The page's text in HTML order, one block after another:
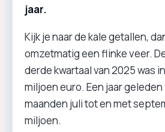
jaar.
Kijk je naar de kale getallen,
omzetmatig een flinke veer.
derde kwartaal van 2025 was
miljoen euro. Een jaar
maanden juli tot en met
miljoen.